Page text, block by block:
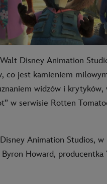
Disney Animation
co jest kamieniem
widzów i
w serwisie Rotten
Animation Studios,
Byron Howard,